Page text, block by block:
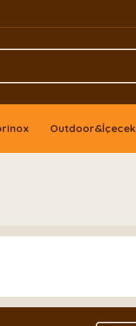
Outdoor&İçecek